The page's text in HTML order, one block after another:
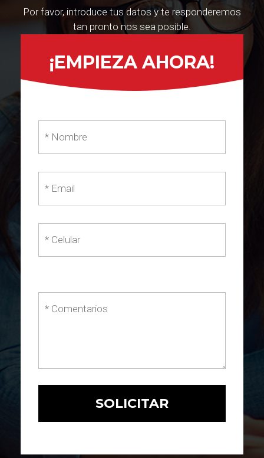
Por favor, introduce tus datos y te responderemos
tan pronto nos sea posible.
¡EMPIEZA AHORA!